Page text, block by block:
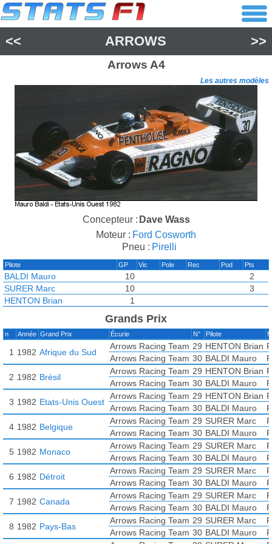
<< ARROWS >>
Arrows A4
Les autres modèles
Concepteur : Dave Wass
Moteur : Ford Cosworth
Pneu : Pirelli
Pilote GP Vic Pole Rec Pod Pts
BALDI Mauro 10
2
SURER Marc
10
3
HENTON Brian
1
Grands Prix
n Année Grand Prix Écurie N° Pilote
1 1982 Afrique du Sud
Arrows Racing Team 29 HENTON Brian
Arrows Racing Team 30 BALDI Mauro
2 1982 Brésil
Arrows Racing Team 29 HENTON Brian
Arrows Racing Team 30 BALDI Mauro
3 1982 Etats-Unis Ouest
Arrows Racing Team 29 HENTON Brian
Arrows Racing Team 30 BALDI Mauro
4 1982 Belgique
Arrows Racing Team 29 SURER Marc
Arrows Racing Team 30 BALDI Mauro
5 1982 Monaco
Arrows Racing Team 29 SURER Marc
Arrows Racing Team 30 BALDI Mauro
6 1982 Détroit
Arrows Racing Team 29 SURER Marc
Arrows Racing Team 30 BALDI Mauro
7 1982 Canada
Arrows Racing Team 29 SURER Marc
Arrows Racing Team 30 BALDI Mauro
8 1982 Pays-Bas
Arrows Racing Team 29 SURER Marc
Arrows Racing Team 30 BALDI Mauro